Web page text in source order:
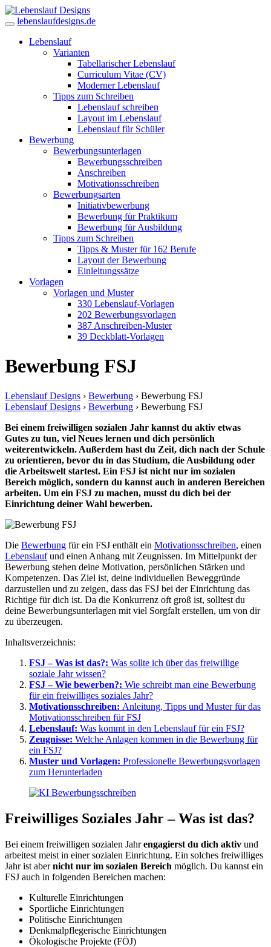
lebenslaufdesigns.de
Lebenslauf
Varianten
Tabellarischer Lebenslauf
Curriculum Vitae (CV)
Moderner Lebenslauf
Tipps zum Schreiben
Lebenslauf schreiben
Layout im Lebenslauf
Lebenslauf für Schüler
Bewerbung
Bewerbungsunterlagen
Bewerbungsschreiben
Anschreiben
Motivationsschreiben
Bewerbungsarten
Initiativbewerbung
Bewerbung für Praktikum
Bewerbung für Ausbildung
Tipps zum Schreiben
Tipps & Muster für 162 Berufe
Layout der Bewerbung
Einleitungssätze
Vorlagen
Vorlagen und Muster
330 Lebenslauf-Vorlagen
202 Bewerbungsvorlagen
387 Anschreiben-Muster
39 Deckblatt-Vorlagen
Bewerbung FSJ
Lebenslauf Designs › Bewerbung › Bewerbung FSJ
Lebenslauf Designs › Bewerbung › Bewerbung FSJ
Bei einem freiwilligen sozialen Jahr kannst du aktiv etwas
Gutes zu tun, viel Neues lernen und dich persönlich
weiterentwickeln. Außerdem hast du Zeit, dich nach der Schule
zu orientieren, bevor du in das Studium, die Ausbildung oder
die Arbeitswelt startest. Ein FSJ ist nicht nur im sozialen
Bereich möglich, sondern du kannst auch in anderen Bereichen
arbeiten. Um ein FSJ zu machen, musst du dich bei der
Einrichtung deiner Wahl bewerben.
Die Bewerbung für ein FSJ enthält ein Motivationsschreiben, einen
Lebenslaufund einen Anhang mit Zeugnissen. Im Mittelpunkt der
Bewerbung stehen deine Motivation, persönlichen Stärken und
Kompetenzen. Das Ziel ist, deine individuellen Beweggründe
darzustellen und zu zeigen, dass das FSJ bei der Einrichtung das
Richtige für dich ist. Da die Konkurrenz oft groß ist, solltest du
deine Bewerbungsunterlagen mit viel Sorgfalt erstellen, um von dir
zu überzeugen.
Inhaltsverzeichnis:
FSJ – Was ist das?: Was sollte ich über das freiwillige
soziale Jahr wissen?
FSJ – Wie bewerben?: Wie schreibt man eine Bewerbung
für ein freiwilliges soziales Jahr?
Motivationsschreiben: Anleitung, Tipps und Muster für das
Motivationsschreiben für FSJ
Lebenslauf: Was kommt in den Lebenslauf für ein FSJ?
Zeugnisse: Welche Anlagen kommen in die Bewerbung für
ein FSJ?
Muster und Vorlagen: Professionelle Bewerbungsvorlagen
zum Herunterladen
Freiwilliges Soziales Jahr – Was ist das?
Bei einem freiwilligen sozialen Jahrengagierst du dich aktiv und
arbeitest meist in einer sozialen Einrichtung. Ein solches freiwilliges
Jahr ist abernicht nur im sozialen Bereich möglich. Du kannst ein
FSJ auch in folgenden Bereichen machen:
Kulturelle Einrichtungen
Sportliche Einrichtungen
Politische Einrichtungen
Denkmalpflegerische Einrichtungen
Ökologische Projekte (FÖJ)